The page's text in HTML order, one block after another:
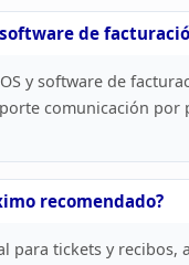
de
y software de
comunicación por
recomendado?
para tickets y recibos,